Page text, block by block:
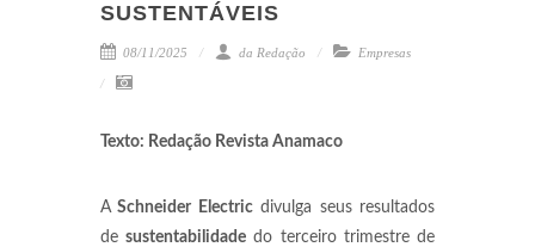
SUSTENTÁVEIS
08/11/2025 da Redação Empresas
Texto: Redação Revista Anamaco
ASchneider Electricdivulga seus resultados
desustentabilidade do terceiro trimestre de